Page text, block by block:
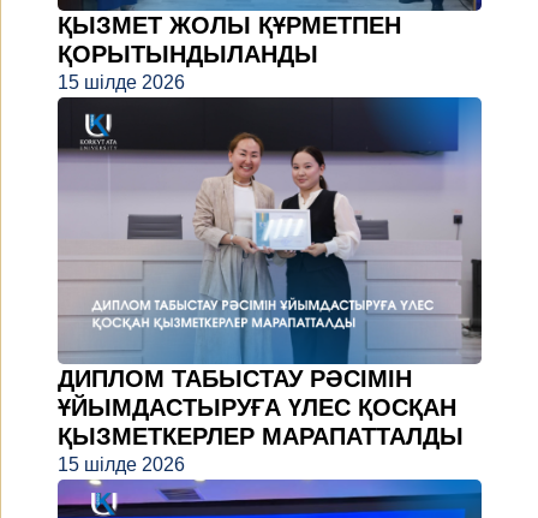
ҚЫЗМЕТ ЖОЛЫ ҚҰРМЕТПЕН
ҚОРЫТЫНДЫЛАНДЫ
15 шілде 2026
ДИПЛОМ ТАБЫСТАУ РӘСІМІН
ҰЙЫМДАСТЫРУҒА ҮЛЕС ҚОСҚАН
ҚЫЗМЕТКЕРЛЕР МАРАПАТТАЛДЫ
15 шілде 2026